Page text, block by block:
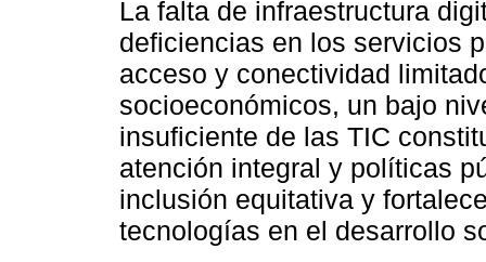
La falta de infraestructura
deficiencias en los servicios
acceso y conectividad
socioeconómicos, un bajo
insuficiente de las TIC
atención integral y políticas
inclusión equitativa y
tecnologías en el desarrollo